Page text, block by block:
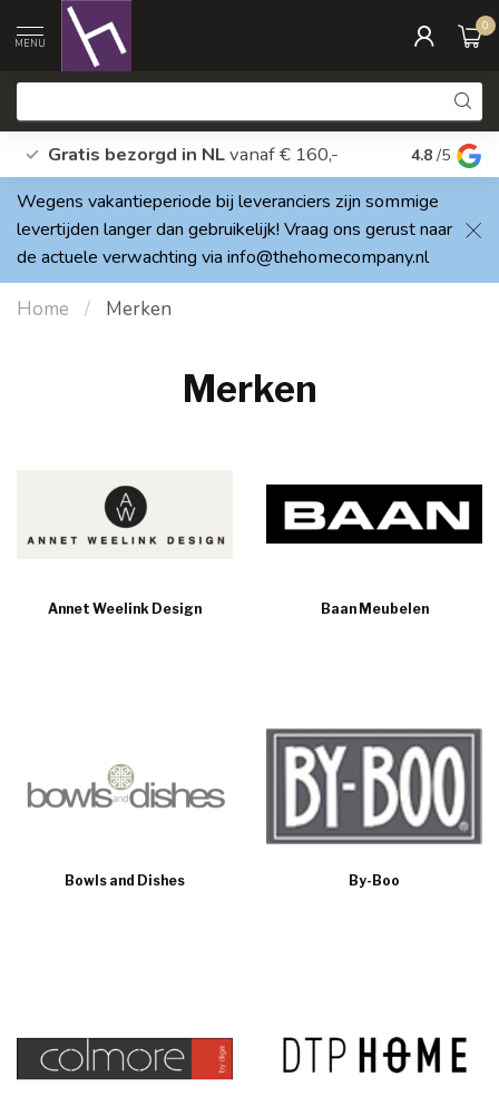
MENU
0
Gratis bezorgd in NLvanaf € 160,- Vragen?
4.8 /5
Wegens vakantieperiode bij leveranciers zijn sommige
levertijden langer dan gebruikelijk! Vraag ons gerust naar
de actuele verwachting via info@thehomecompany.nl
Home / Merken
Merken
Annet Weelink Design Baan Meubelen
Bowls and Dishes By-Boo